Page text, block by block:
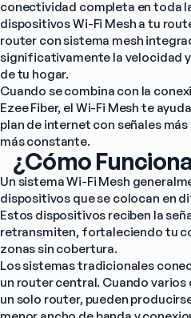
conectividad completa en toda
dispositivos Wi-Fi Mesh a tu
router con sistema mesh
significativamente la velocidad
de tu hogar.
Cuando se combina con la
Ezee Fiber, el Wi-Fi Mesh te
plan de internet con señales
más constante.
¿Cómo
Un sistema Wi-Fi Mesh
dispositivos que se colocan en
Estos dispositivos reciben la
retransmiten, fortaleciendo tu
zonas sin cobertura.
Los sistemas tradicionales
un router central. Cuando
un solo router, pueden